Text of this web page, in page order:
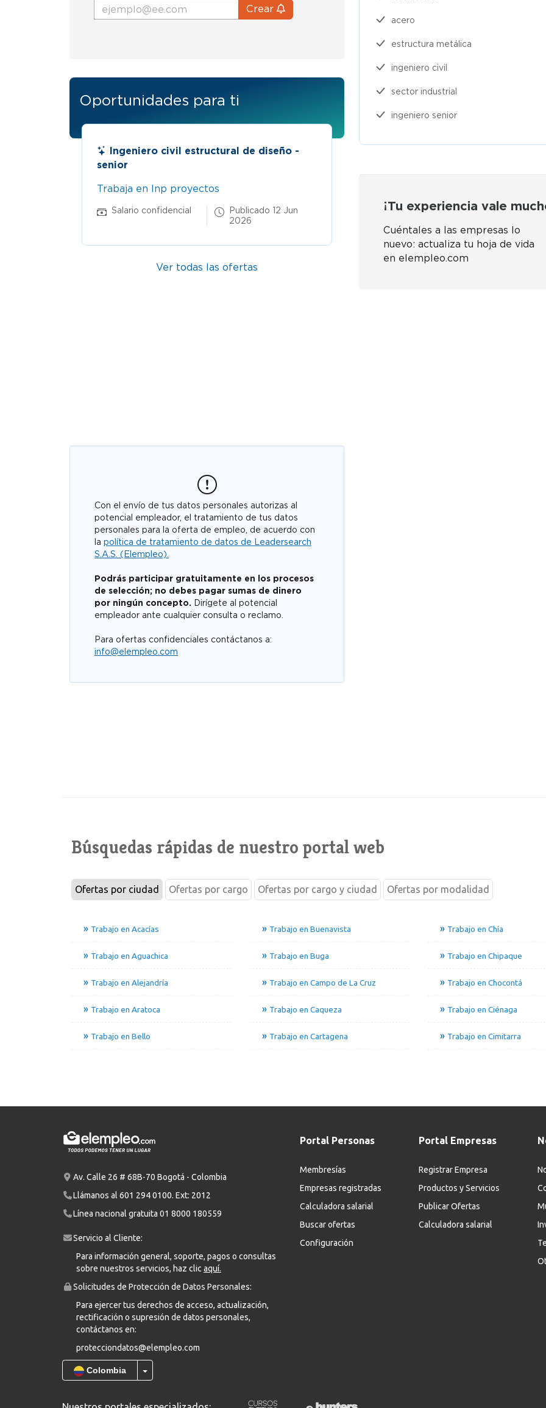
Crear
Oportunidades para ti
Ingeniero de diseño de estructuras
2026
$5,5 a $6 millones Publicado
Ver todas las ofertas
Con el envío de tus datos personales autorizas al
potencial empleador, el tratamiento de tus datos
personales para la oferta de empleo, de acuerdo con
la política de tratamiento de datos de Leadersearch
S.A.S. (Elempleo).
Podrás participar gratuitamente en los procesos
de selección; no debes pagar sumas de dinero
por ningún concepto. Dirígete al potencial
empleador ante cualquier consulta o reclamo.
Para ofertas confidenciales contáctanos a:
info@elempleo.com
acero
estructura metálica
ingeniero civil
sector industrial
ingeniero senior
¡Tu experiencia vale
Cuéntales a las empresas lo
nuevo: actualiza tu hoja de vida
en elempleo.com
Búsquedas rápidas de nuestro portal web
Ofertas por ciudad Ofertas por cargo Ofertas por cargo y ciudad Ofertas por modalidad
Trabajo en Acacías
Trabajo en Aguachica
Trabajo en Alejandría
Trabajo en Aratoca
Trabajo en Bello
Trabajo en Buenavista
Trabajo en Buga
Trabajo en Campo de La Cruz
Trabajo en Caqueza
Trabajo en Cartagena
Trabajo en Chía
Trabajo en Chipaque
Trabajo en Chocontá
Trabajo en Ciénaga
Trabajo en Cimitarra
Av. Calle 26 # 68B-70 Bogotá - Colombia
Llámanos al 601 294 0100. Ext: 2012
Línea nacional gratuita 01 8000 180559
Servicio al Cliente:
Para información general, soporte, pagos o consultas
sobre nuestros servicios, haz clicaquí.
Solicitudes de Protección de Datos Personales:
Para ejercer tus derechos de acceso, actualización,
rectificación o supresión de datos personales,
contáctanos en:
protecciondatos@elempleo.com
Colombia
Portal Personas
Membresías
Empresas registradas
Calculadora salarial
Buscar ofertas
Configuración
Portal Empresas
Registrar Empresa
Productos y Servicios
Publicar Ofertas
Calculadora salarial